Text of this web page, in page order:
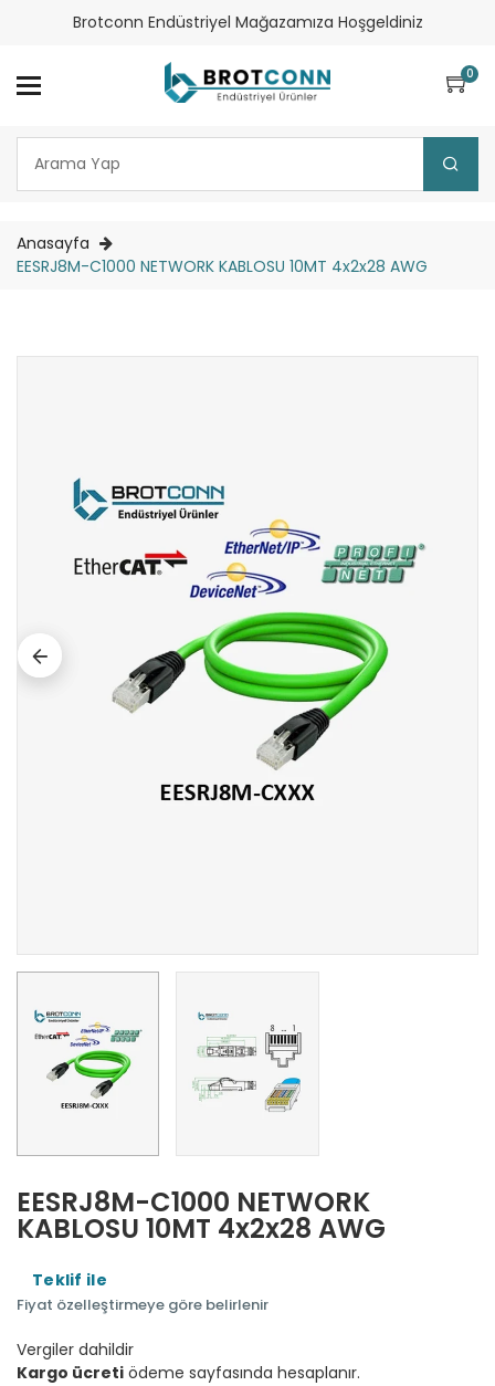
Brotconn Endüstriyel Mağazamıza Hoşgeldiniz
0
Anasayfa
EESRJ8M-C1000 NETWORK KABLOSU 10MT 4x2x28 AWG
EESRJ8M-C1000 NETWORK
KABLOSU 10MT 4x2x28 AWG
Teklif ile
Fiyat özelleştirmeye göre belirlenir
Vergiler dahildir
Kargo ücreti ödeme sayfasında hesaplanır.